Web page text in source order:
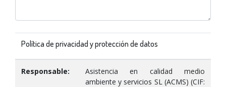
Política de privacidad y protección de datos
Responsable:
Asistencia en calidad medio
ambiente y servicios SL (ACMS) (CIF: